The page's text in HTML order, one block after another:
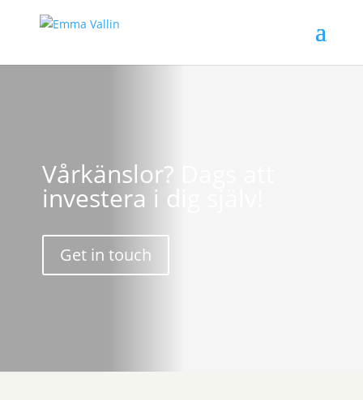
Vårkänslor? Dags att
investera i dig själv!
Get in touch